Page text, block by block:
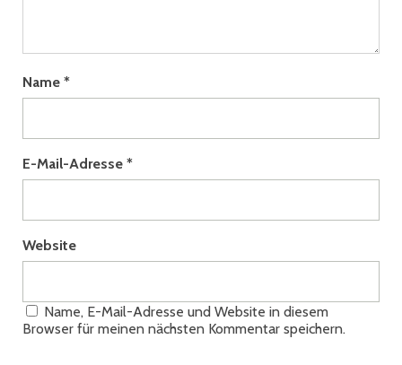
Name *
E-Mail-Adresse *
Website
Name, E-Mail-Adresse und Website in diesem
Browser für meinen nächsten Kommentar speichern.